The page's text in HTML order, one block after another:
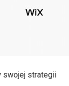
swojej strategii